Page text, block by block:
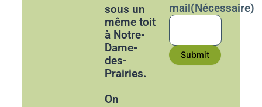
sous un
même toit
à Notre-
Dame-
des-
Prairies.
On
mail(Nécessaire)
Submit